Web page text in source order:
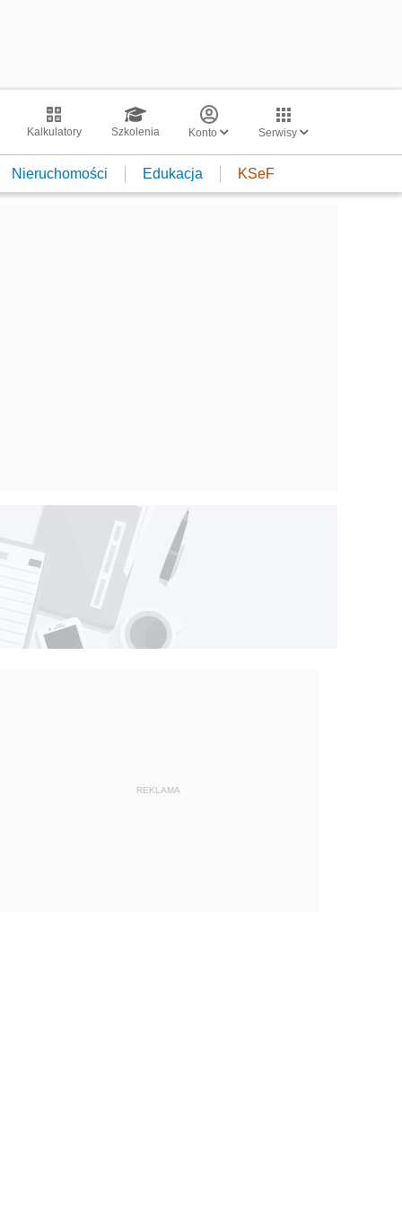
Kalkulatory Szkolenia Konto Serwisy
Nieruchomości Edukacja KSeF
REKLAMA